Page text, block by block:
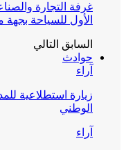
غرفة التجارة
الأول للسياحة
السابق التالي
حوادث
آراء
زيارة استطلاعية
الوطني
آراء